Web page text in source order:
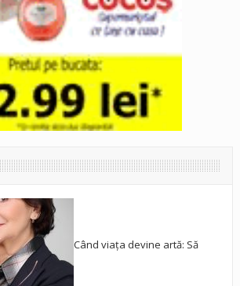
Când viața devine artă: Să